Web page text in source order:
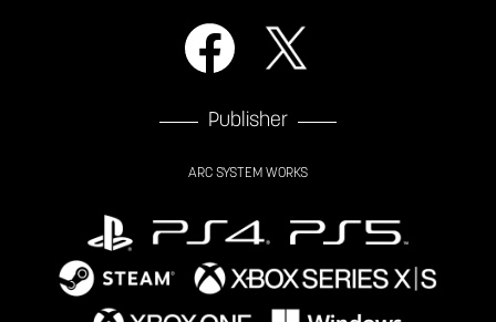
Publisher
ARC SYSTEM WORKS